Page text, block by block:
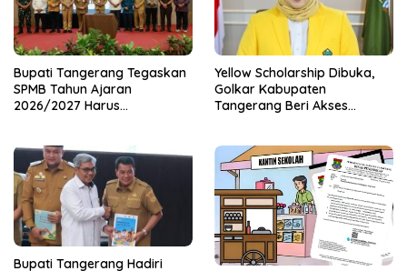
Bupati Tangerang Tegaskan
SPMB Tahun Ajaran
2026/2027 Harus
Yellow Scholarship Dibuka,
Golkar Kabupaten
Tangerang Beri Akses
Bupati Tangerang Hadiri